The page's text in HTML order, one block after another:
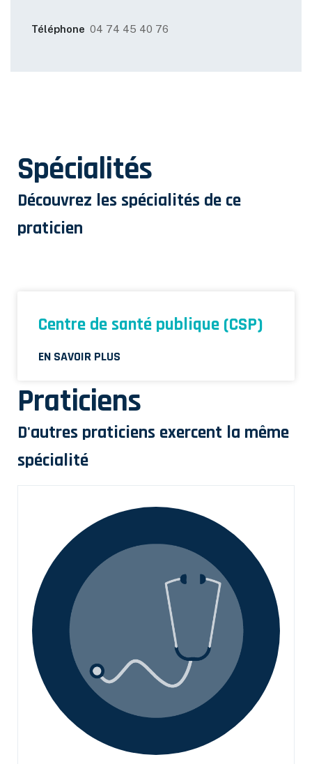
Téléphone 04 74 45 40 76
Spécialités
Découvrez les spécialités de ce
praticien
Centre de santé publique (CSP)
EN SAVOIR PLUS
Praticiens
D'autres praticiens exercent la même
spécialité